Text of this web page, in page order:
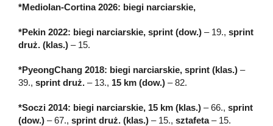
*Mediolan-Cortina 2026: biegi narciarskie,
*Pekin 2022: biegi narciarskie, sprint (dow.) – 19., sprint
druż. (klas.) – 15.
*PyeongChang 2018: biegi narciarskie, sprint (klas.) –
39., sprint druż. – 13., 15 km (dow.) – 82.
*Soczi 2014: biegi narciarskie, 15 km (klas.) – 66., sprint
(dow.) – 67., sprint druż. (klas.) – 15., sztafeta– 15.